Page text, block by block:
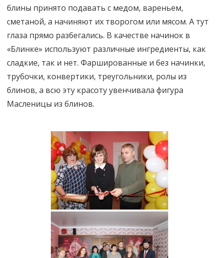
блины принято подавать с медом, вареньем,
сметаной, а начиняют их творогом или мясом. А тут
глаза прямо разбегались. В качестве начинок в
«Блинке» используют различные ингредиенты, как
сладкие, так и нет. Фаршированные и без начинки,
трубочки, конвертики, треугольники, ролы из
блинов, а всю эту красоту увенчивала фигура
Масленицы из блинов.